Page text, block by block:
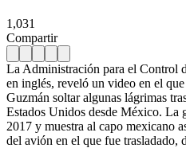
1,031
Compartir
La Administración para el Control
en inglés, reveló un video en el
Guzmán soltar algunas lágrimas
Estados Unidos desde México. La
2017 y muestra al capo mexicano
del avión en el que fue trasladado,